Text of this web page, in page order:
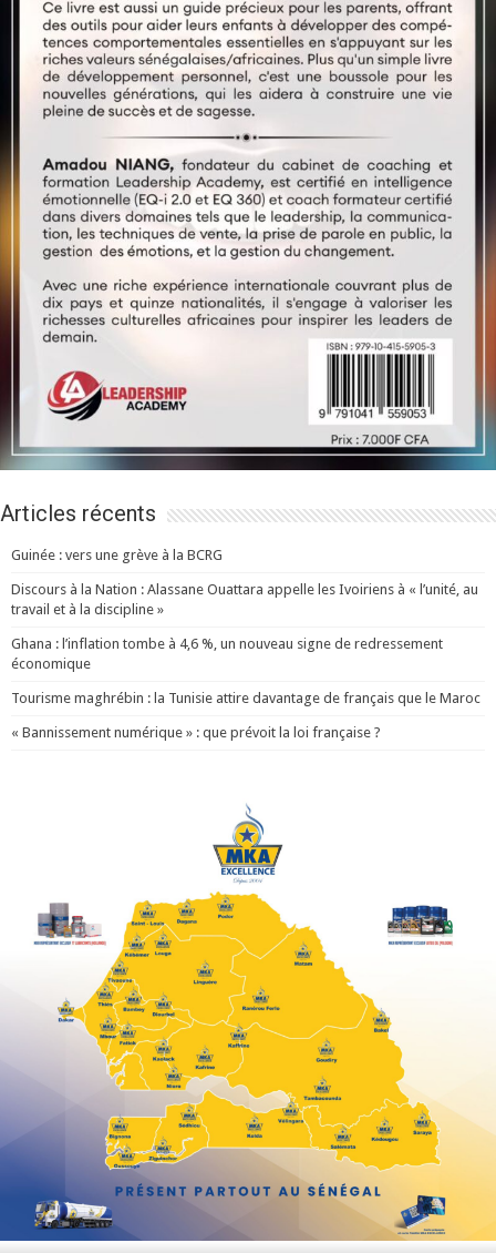
Articles récents
Guinée : vers une grève à la BCRG
Discours à la Nation : Alassane Ouattara appelle les Ivoiriens à « l’unité, au
travail et à la discipline »
Ghana : l’inflation tombe à 4,6 %, un nouveau signe de redressement
économique
Tourisme maghrébin : la Tunisie attire davantage de français que le Maroc
« Bannissement numérique » : que prévoit la loi française ?